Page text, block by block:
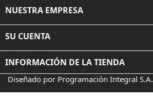
NUESTRA EMPRESA
SU CUENTA
INFORMACIÓN DE LA TIENDA
Diseñado por Programación Integral S.A.